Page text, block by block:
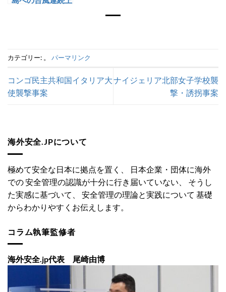
カテゴリー: 。 パーマリンク
コンゴ民主共和国イタリア大
使襲撃事案
ナイジェリア北部女子学校襲
撃・誘拐事案
海外安全.JPについて
極めて安全な日本に拠点を置く、 日本企業・団体に海外
での 安全管理の認識が十分に行き届いていない、 そうし
た実感に基づいて、 安全管理の理論と実践について 基礎
からわかりやすくお伝えします。
コラム執筆監修者
海外安全.jp代表 尾崎由博